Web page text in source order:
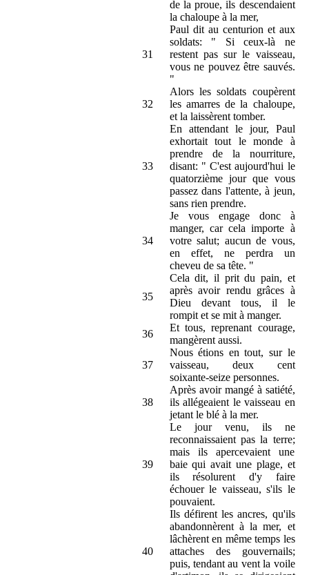
de la proue, ils descendaient
la chaloupe à la mer,
31
Paul dit au centurion et aux
soldats: " Si ceux-là ne
restent pas sur le vaisseau,
vous ne pouvez être sauvés.
"
32
Alors les soldats coupèrent
les amarres de la chaloupe,
et la laissèrent tomber.
33
En attendant le jour, Paul
exhortait tout le monde à
prendre de la nourriture,
disant: " C'est aujourd'hui le
quatorzième jour que vous
passez dans l'attente, à jeun,
sans rien prendre.
34
Je vous engage donc à
manger, car cela importe à
votre salut; aucun de vous,
en effet, ne perdra un
cheveu de sa tête. "
35
Cela dit, il prit du pain, et
après avoir rendu grâces à
Dieu devant tous, il le
rompit et se mit à manger.
36
Et tous, reprenant courage,
mangèrent aussi.
37
Nous étions en tout, sur le
vaisseau, deux cent
soixante-seize personnes.
38
Après avoir mangé à satiété,
ils allégeaient le vaisseau en
jetant le blé à la mer.
39
Le jour venu, ils ne
reconnaissaient pas la terre;
mais ils apercevaient une
baie qui avait une plage, et
ils résolurent d'y faire
échouer le vaisseau, s'ils le
pouvaient.
40
Ils défirent les ancres, qu'ils
abandonnèrent à la mer, et
lâchèrent en même temps les
attaches des gouvernails;
puis, tendant au vent la voile